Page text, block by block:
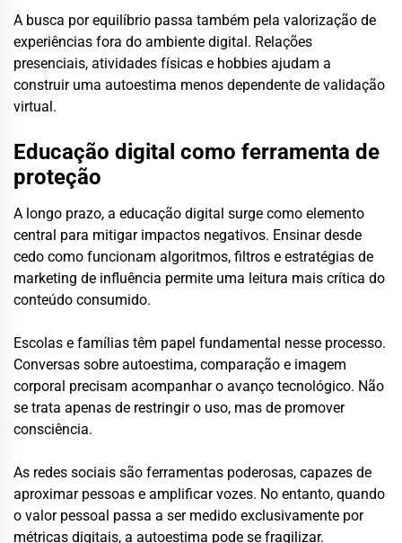
A busca por equilíbrio passa também pela valorização de
experiências fora do ambiente digital. Relações
presenciais, atividades físicas e hobbies ajudam a
construir uma autoestima menos dependente de validação
virtual.
Educação digital como ferramenta de
proteção
A longo prazo, a educação digital surge como elemento
central para mitigar impactos negativos. Ensinar desde
cedo como funcionam algoritmos, filtros e estratégias de
marketing de influência permite uma leitura mais crítica do
conteúdo consumido.
Escolas e famílias têm papel fundamental nesse processo.
Conversas sobre autoestima, comparação e imagem
corporal precisam acompanhar o avanço tecnológico. Não
se trata apenas de restringir o uso, mas de promover
consciência.
As redes sociais são ferramentas poderosas, capazes de
aproximar pessoas e amplificar vozes. No entanto, quando
o valor pessoal passa a ser medido exclusivamente por
métricas digitais, a autoestima pode se fragilizar.